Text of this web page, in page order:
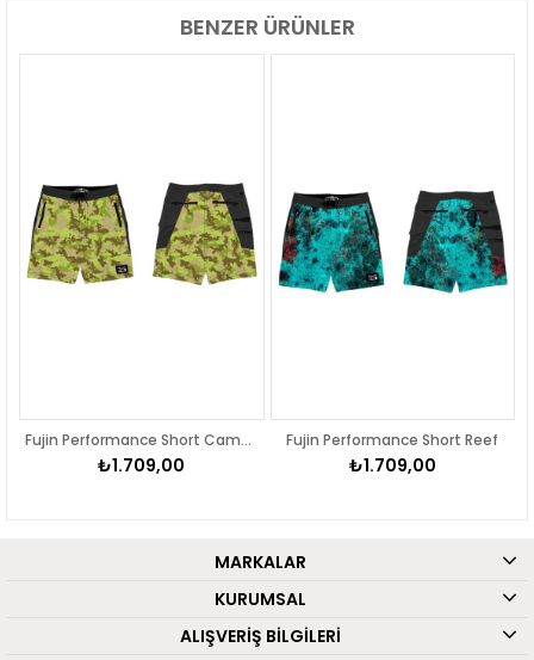
BENZER ÜRÜNLER
Fujin Performance Short Camo Pistachio
₺1.709,00
Fujin Performance Short Reef
₺1.709,00
MARKALAR
KURUMSAL
ALIŞVERİŞ BİLGİLERİ